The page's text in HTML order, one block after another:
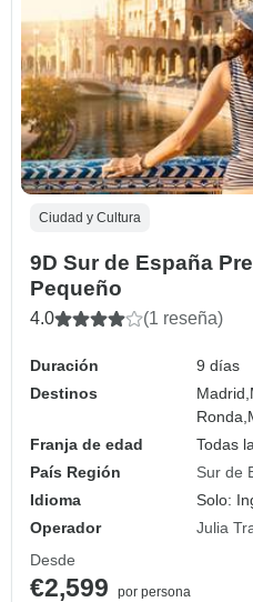
Ciudad y Cultura
9D Sur de España
Pequeño
4.0 (1 reseña)
Duración
9 días
Destinos
Madrid,
Ronda,
Franja de edad
Todas
País Región
Sur de
Idioma
Solo:
Operador
Julia
Desde
€2,599
por persona